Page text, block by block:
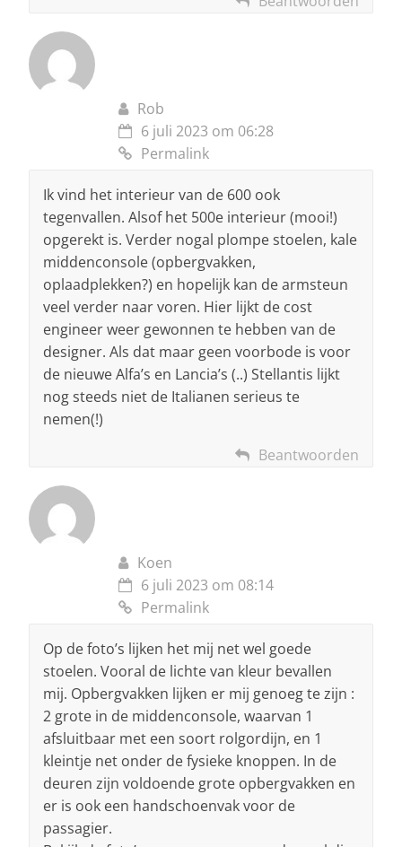
Rob
6 juli 2023 om 06:28
Permalink
Ik vind het interieur van de 600 ook
tegenvallen. Alsof het 500e interieur (mooi!)
opgerekt is. Verder nogal plompe stoelen, kale
middenconsole (opbergvakken,
oplaadplekken?) en hopelijk kan de armsteun
veel verder naar voren. Hier lijkt de cost
engineer weer gewonnen te hebben van de
designer. Als dat maar geen voorbode is voor
de nieuwe Alfa’s en Lancia’s (..) Stellantis lijkt
nog steeds niet de Italianen serieus te
nemen(!)
Beantwoorden
Koen
6 juli 2023 om 08:14
Permalink
Op de foto’s lijken het mij net wel goede
stoelen. Vooral de lichte van kleur bevallen
mij. Opbergvakken lijken er mij genoeg te zijn :
2 grote in de middenconsole, waarvan 1
afsluitbaar met een soort rolgordijn, en 1
kleintje net onder de fysieke knoppen. In de
deuren zijn voldoende grote opbergvakken en
er is ook een handschoenvak voor de
passagier.